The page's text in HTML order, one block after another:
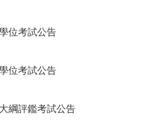
位考試公告
位考試公告
綱評鑑考試公告